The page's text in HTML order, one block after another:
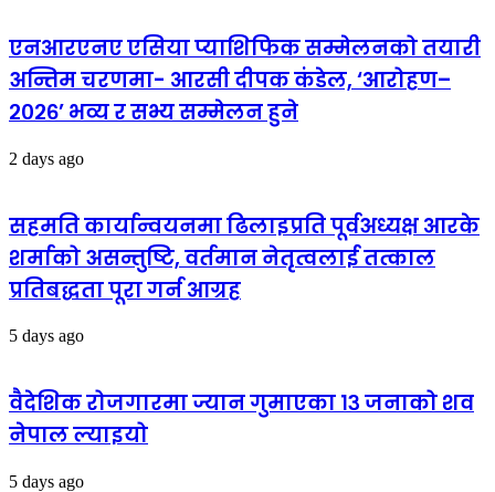
एनआरएनए एसिया प्याशिफिक सम्मेलनको तयारी
अन्तिम चरणमा- आरसी दीपक कंडेल, ‘आरोहण–
२०२६’ भव्य र सभ्य सम्मेलन हुने
2 days ago
सहमति कार्यान्वयनमा ढिलाइप्रति पूर्वअध्यक्ष आरके
शर्माको असन्तुष्टि, वर्तमान नेतृत्वलाई तत्काल
प्रतिबद्धता पूरा गर्न आग्रह
5 days ago
वैदेशिक रोजगारमा ज्यान गुमाएका १३ जनाको शव
नेपाल ल्याइयो
5 days ago